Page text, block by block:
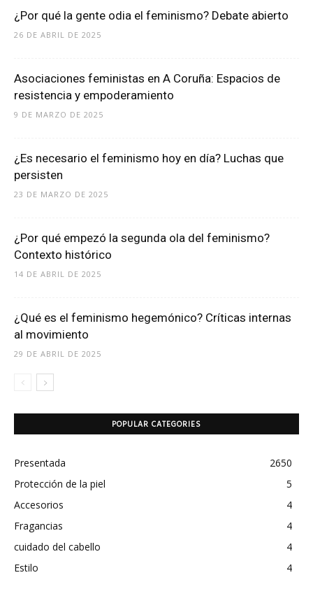
¿Por qué la gente odia el feminismo? Debate abierto
26 DE ABRIL DE 2025
Asociaciones feministas en A Coruña: Espacios de
resistencia y empoderamiento
9 DE MARZO DE 2025
¿Es necesario el feminismo hoy en día? Luchas que
persisten
23 DE MARZO DE 2025
¿Por qué empezó la segunda ola del feminismo?
Contexto histórico
14 DE ABRIL DE 2025
¿Qué es el feminismo hegemónico? Críticas internas
al movimiento
29 DE ABRIL DE 2025
POPULAR CATEGORIES
Presentada
2650
Protección de la piel
5
Accesorios
4
Fragancias
4
cuidado del cabello
4
Estilo
4